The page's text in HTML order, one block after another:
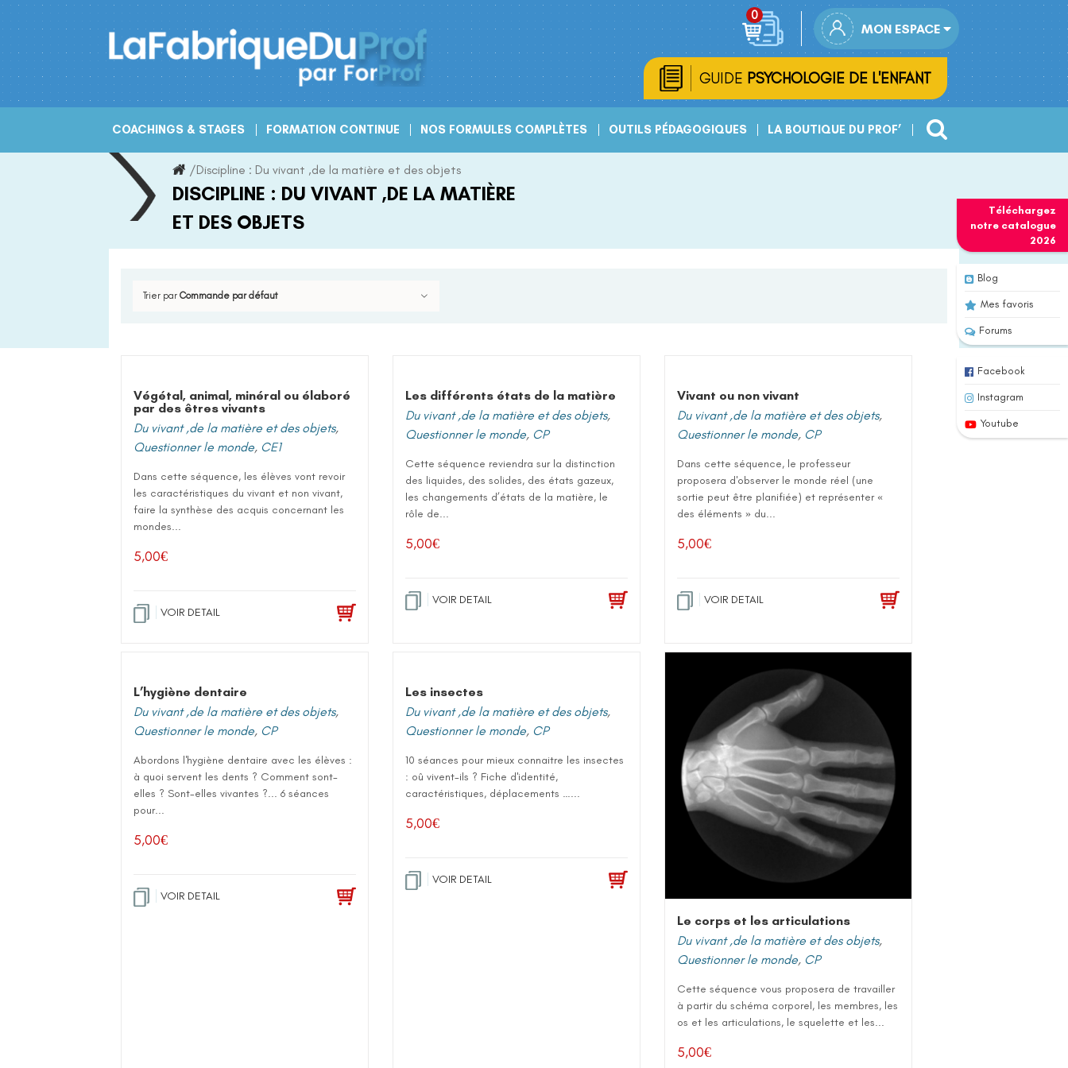
Téléchargez
notre catalogue
2026
Blog
Mes favoris
Forums
Facebook
Instagram
Youtube
Skip
to
MON ESPACE
GUIDE PSYCHOLOGIE DE L'ENFANT
COACHINGS & STAGES FORMATION CONTINUE NOS FORMULES COMPLÈTES OUTILS PÉDAGOGIQUES LA BOUTIQUE DU PROF’
/Discipline : Du vivant ,de la matière et des objets
DISCIPLINE : DU VIVANT ,DE LA MATIÈRE
ET DES OBJETS
Trier par Commande par défaut
Végétal, animal, minéral ou élaboré
par des êtres vivants
Du vivant ,de la matière et des objets,
Questionner le monde, CE1
Dans cette séquence, les élèves vont revoir
les caractéristiques du vivant et non vivant,
faire la synthèse des acquis concernant les
mondes...
5,00€
VOIR DETAIL
Les différents états de la matière
Du vivant ,de la matière et des objets,
Questionner le monde, CP
Cette séquence reviendra sur la distinction
des liquides, des solides, des états gazeux,
les changements d’états de la matière, le
rôle de...
5,00€
VOIR DETAIL
Vivant ou non vivant
Du vivant ,de la matière et des objets,
Questionner le monde, CP
Dans cette séquence, le professeur
proposera d'observer le monde réel (une
sortie peut être planifiée) et représenter «
des éléments » du...
5,00€
VOIR DETAIL
L’hygiène dentaire
Du vivant ,de la matière et des objets,
Questionner le monde, CP
Abordons l'hygiène dentaire avec les élèves :
à quoi servent les dents ? Comment sont-
elles ? Sont-elles vivantes ?... 6 séances
pour...
5,00€
VOIR DETAIL
Les insectes
Du vivant ,de la matière et des objets,
Questionner le monde, CP
10 séances pour mieux connaitre les insectes
: oû vivent-ils ? Fiche d'identité,
caractéristiques, déplacements …...
5,00€
VOIR DETAIL
Le corps et les articulations
Du vivant ,de la matière et des objets,
Questionner le monde, CP
Cette séquence vous proposera de travailler
à partir du schéma corporel, les membres, les
os et les articulations, le squelette et les...
5,00€